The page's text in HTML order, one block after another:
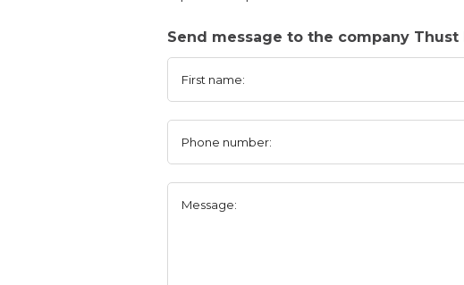
Send message to the company
First name:
Phone number:
Message: